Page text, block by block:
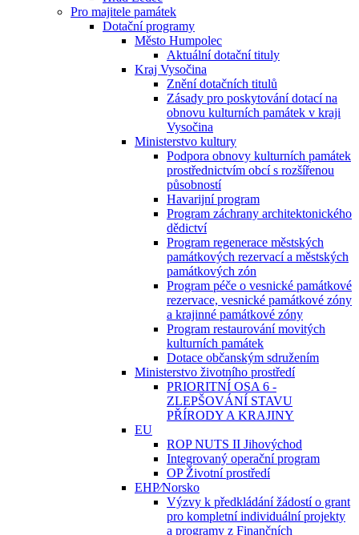
Pro majitele památek
Dotační programy
Město Humpolec
Aktuální dotační tituly
Kraj Vysočina
Znění dotačních titulů
Zásady pro poskytování dotací na
obnovu kulturních památek v kraji
Vysočina
Ministerstvo kultury
Podpora obnovy kulturních památek
prostřednictvím obcí s rozšířenou
působností
Havarijní program
Program záchrany architektonického
dědictví
Program regenerace městských
památkových rezervací a městských
památkových zón
Program péče o vesnické památkové
rezervace, vesnické památkové zóny
a krajinné památkové zóny
Program restaurování movitých
kulturních památek
Dotace občanským sdružením
Ministerstvo životního prostředí
PRIORITNÍ OSA 6 -
ZLEPŠOVÁNÍ STAVU
PŘÍRODY A KRAJINY
EU
ROP NUTS II Jihovýchod
Integrovaný operační program
OP Životní prostředí
EHP⁄Norsko
Výzvy k předkládání žádostí o grant
pro kompletní individuální projekty
a programy z Finančních